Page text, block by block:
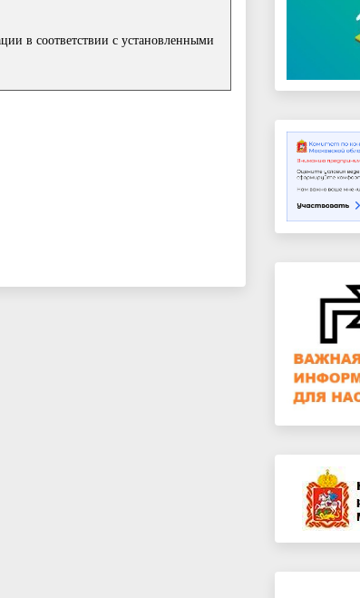
в соответствии с установленными